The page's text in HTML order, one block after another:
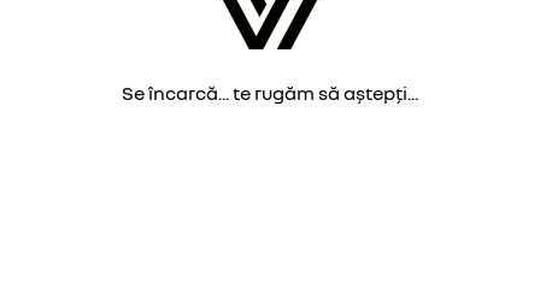
Se încarcă... te rugăm să aștepți...